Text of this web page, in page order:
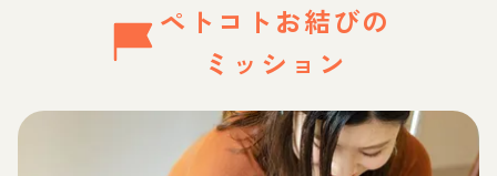
ペトコトお結びの
ミッション